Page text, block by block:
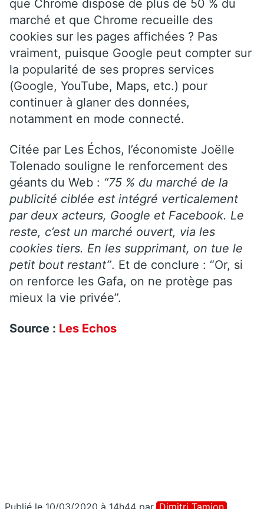
que Chrome dispose de plus de 50 % du
marché et que Chrome recueille des
cookies sur les pages affichées ? Pas
vraiment, puisque Google peut compter sur
la popularité de ses propres services
(Google, YouTube, Maps, etc.) pour
continuer à glaner des données,
notamment en mode connecté.
Citée par Les Échos, l’économiste Joëlle
Tolenado souligne le renforcement des
géants du Web : “75 % du marché de la
publicité ciblée est intégré verticalement
par deux acteurs, Google et Facebook. Le
reste, c’est un marché ouvert, via les
cookies tiers. En les supprimant, on tue le
petit bout restant”. Et de conclure : “Or, si
on renforce les Gafa, on ne protège pas
mieux la vie privée”.
Source : Les Echos
Publié le 10/03/2020 à 14h44 par Dimitri Tamion